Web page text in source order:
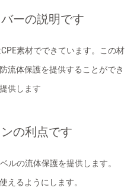
ーの説明です
素材でできています。この材
流体保護を提供することができ
供します
の利点です
ルの流体保護を提供します。
えるようにします。